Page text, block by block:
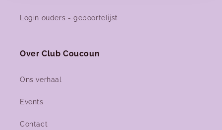
Login ouders - geboortelijst
Over Club Coucoun
Ons verhaal
Events
Contact
nu ookonline